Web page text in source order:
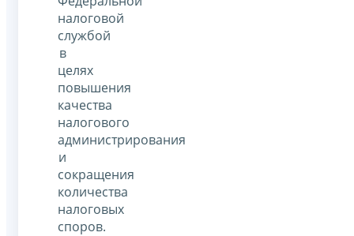
налоговой
службой
в
целях
повышения
качества
налогового
администрирования
и
сокращения
количества
налоговых
споров.